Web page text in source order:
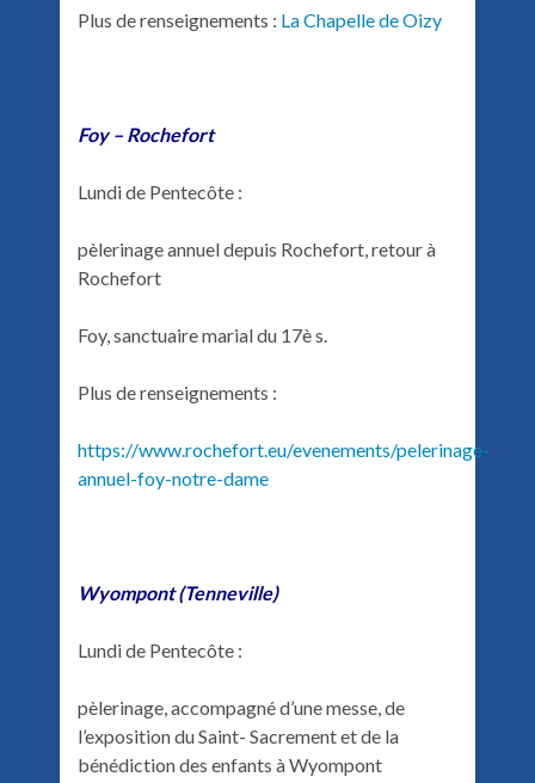
Plus de renseignements : La Chapelle de Oizy
Foy – Rochefort
Lundi de Pentecôte :
pèlerinage annuel depuis Rochefort, retour à
Rochefort
Foy, sanctuaire marial du 17è s.
Plus de renseignements :
https://www.rochefort.eu/evenements/pelerinage-
annuel-foy-notre-dame
Wyompont (Tenneville)
Lundi de Pentecôte :
pèlerinage, accompagné d’une messe, de
l’exposition du Saint- Sacrement et de la
bénédiction des enfants à Wyompont